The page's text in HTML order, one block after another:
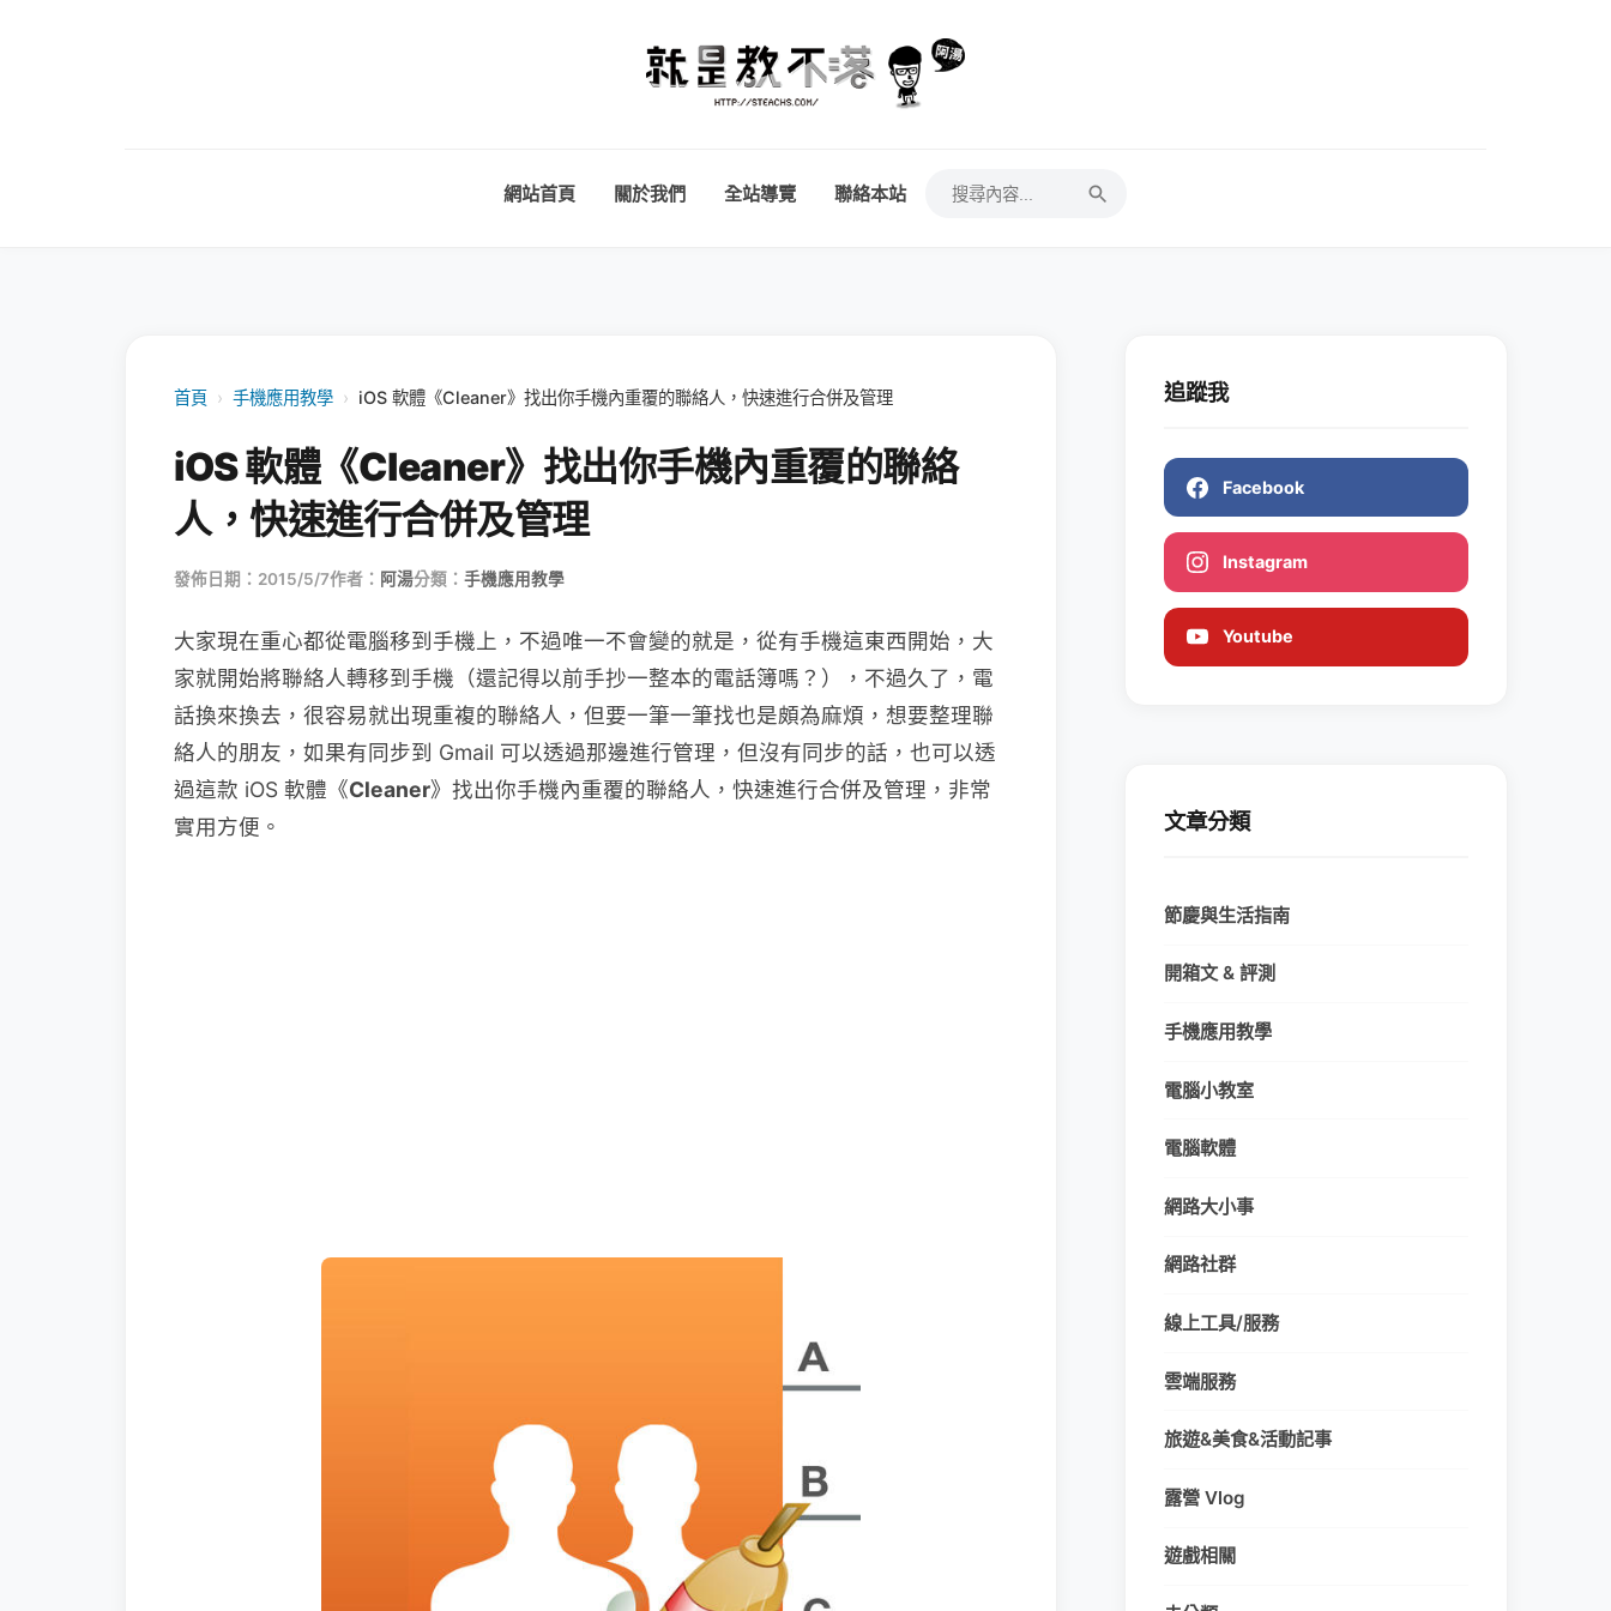
網站首頁 關於我們 全站導覽 聯絡本站
首頁 › 手機應用教學 › iOS 軟體《Cleaner》找出你手機內重覆的聯絡人，快速進行合併及管理
iOS 軟體《Cleaner》找出你手機內重覆的聯絡
人，快速進行合併及管理
發佈日期：2015/5/7作者： 阿湯分類： 手機應用教學
大家現在重心都從電腦移到手機上，不過唯一不會變的就是，從有手機這東西開始，大
家就開始將聯絡人轉移到手機（還記得以前手抄一整本的電話簿嗎？），不過久了，電
話換來換去，很容易就出現重複的聯絡人，但要一筆一筆找也是頗為麻煩，想要整理聯
絡人的朋友，如果有同步到 Gmail 可以透過那邊進行管理，但沒有同步的話，也可以透
過這款 iOS 軟體《Cleaner》找出你手機內重覆的聯絡人，快速進行合併及管理，非常
實用方便。
追蹤我
Facebook
Instagram
Youtube
文章分類
節慶與生活指南
開箱文 & 評測
手機應用教學
電腦小教室
電腦軟體
網路大小事
網路社群
線上工具/服務
雲端服務
旅遊&美食&活動記事
露營 Vlog
遊戲相關